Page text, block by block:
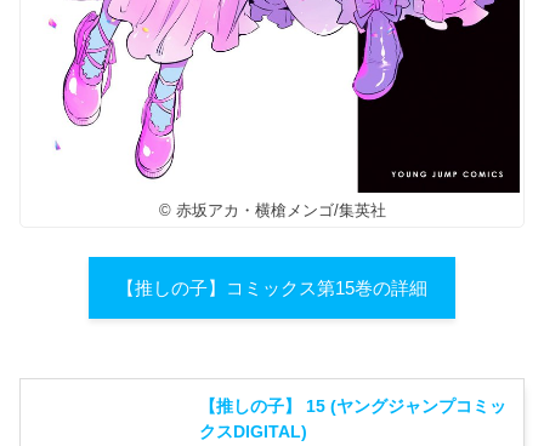
© 赤坂アカ・横槍メンゴ/集英社
【推しの子】コミックス第15巻の詳細
【推しの子】 15 (ヤングジャンプコミッ
クスDIGITAL)